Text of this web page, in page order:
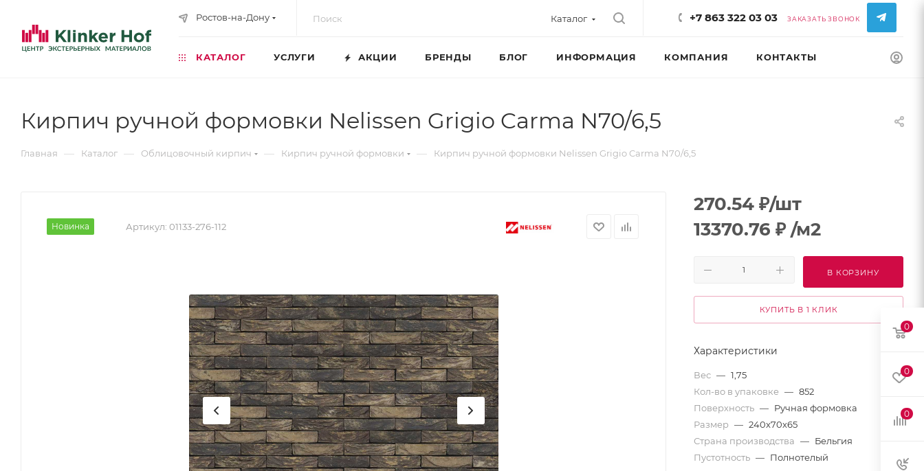
Ростов-на-Дону Каталог +7 863 322 03 03 ЗАКАЗАТЬ ЗВОНОК
КАТАЛОГ УСЛУГИ АКЦИИ БРЕНДЫ БЛОГ ИНФОРМАЦИЯ КОМПАНИЯ КОНТАКТЫ
Кирпич ручной формовки Nelissen Grigio Carma N70/6,5
Главная — Каталог — Облицовочный кирпич — Кирпич ручной формовки — Кирпич ручной формовки Nelissen Grigio Carma N70/6,5
Новинка Артикул: 01133-276-112
270.54 ₽/шт
13370.76 ₽ /м2
В КОРЗИНУ
КУПИТЬ В 1 КЛИК
Характеристики
Вес — 1,75
Кол-во в упаковке — 852
Поверхность — Ручная формовка
Размер — 240x70x65
Страна производства — Бельгия
Пустотность — Полнотелый
0
0
0